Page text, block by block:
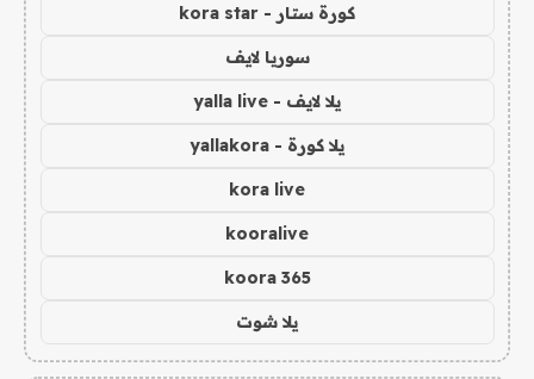
كورة ستار - kora star
سوريا لايف
يلا لايف - yalla live
يلا كورة - yallakora
kora live
kooralive
koora 365
يلا شوت